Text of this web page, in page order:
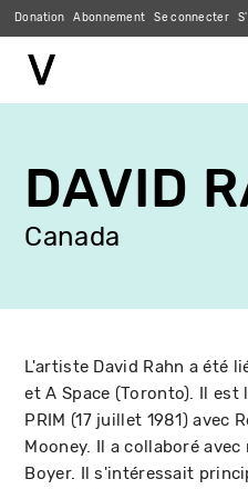
contenu
principal
Donation Abonnement Se connecter
DAVID
Canada
L'artiste David Rahn a été
et A Space (Toronto). Il
PRIM (17 juillet 1981) avec
Mooney. Il a collaboré
Boyer. Il s'intéressait